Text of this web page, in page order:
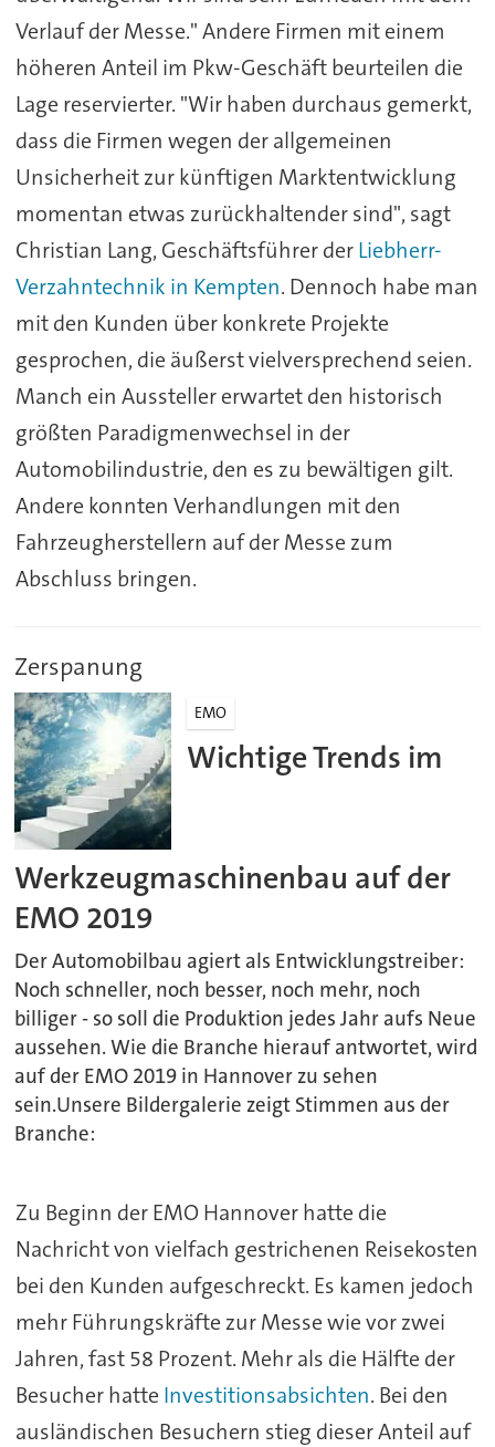
Verlauf der Messe." Andere Firmen mit einem
höheren Anteil im Pkw-Geschäft beurteilen die
Lage reservierter. "Wir haben durchaus gemerkt,
dass die Firmen wegen der allgemeinen
Unsicherheit zur künftigen Marktentwicklung
momentan etwas zurückhaltender sind", sagt
Christian Lang, Geschäftsführer derLiebherr-
Verzahntechnik in Kempten. Dennoch habe man
mit den Kunden über konkrete Projekte
gesprochen, die äußerst vielversprechend seien.
Manch ein Aussteller erwartet den historisch
größten Paradigmenwechsel in der
Automobilindustrie, den es zu bewältigen gilt.
Andere konnten Verhandlungen mit den
Fahrzeugherstellern auf der Messe zum
Abschluss bringen.
Zerspanung
EMO
Wichtige Trends im
Werkzeugmaschinenbau auf der
EMO 2019
Der Automobilbau agiert als Entwicklungstreiber:
Noch schneller, noch besser, noch mehr, noch
billiger - so soll die Produktion jedes Jahr aufs Neue
aussehen. Wie die Branche hierauf antwortet, wird
auf der EMO 2019 in Hannover zu sehen
sein.Unsere Bildergalerie zeigt Stimmen aus der
Branche:
Zu Beginn der EMO Hannover hatte die
Nachricht von vielfach gestrichenen Reisekosten
bei den Kunden aufgeschreckt. Es kamen jedoch
mehr Führungskräfte zur Messe wie vor zwei
Jahren, fast 58 Prozent. Mehr als die Hälfte der
Besucher hatte Investitionsabsichten. Bei den
ausländischen Besuchern stieg dieser Anteil auf